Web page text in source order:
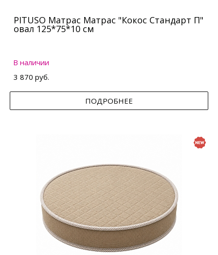
PITUSO Матрас Матрас "Кокос Стандарт П"
овал 125*75*10 см
В наличии
3 870 руб.
ПОДРОБНЕЕ